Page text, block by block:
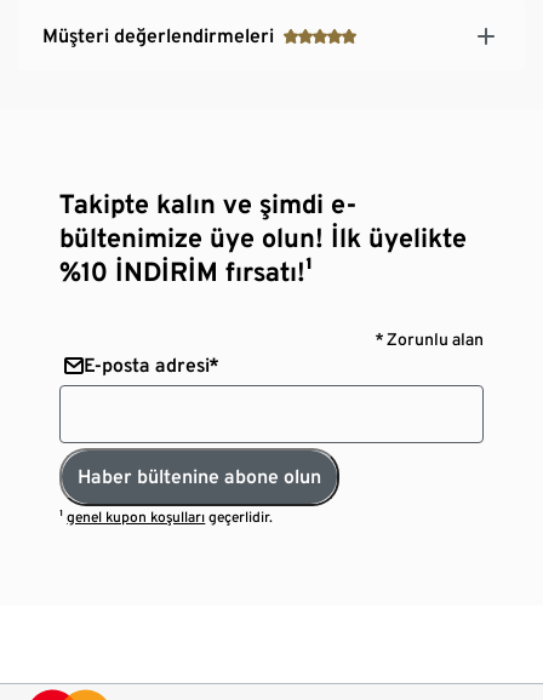
Müşteri değerlendirmeleri
Takipte kalın ve şimdi e-
bültenimize üye olun! İlk üyelikte
%10 İNDİRİM fırsatı!¹
* Zorunlu alan
E-posta adresi*
Haber bültenine abone olun
¹genel kupon koşulları geçerlidir.